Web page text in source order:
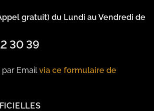
gratuit) du Lundi au Vendredi de
30 39
Emailvia ce formulaire de